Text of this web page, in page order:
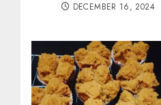
DECEMBER 16, 2024